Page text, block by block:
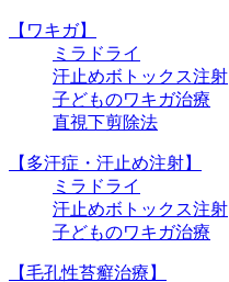
【ワキガ】
ミラドライ
汗止めボトックス注射
子どものワキガ治療
直視下剪除法
【多汗症・汗止め注射】
ミラドライ
汗止めボトックス注射
子どものワキガ治療
【⽑孔性苔癬治療】